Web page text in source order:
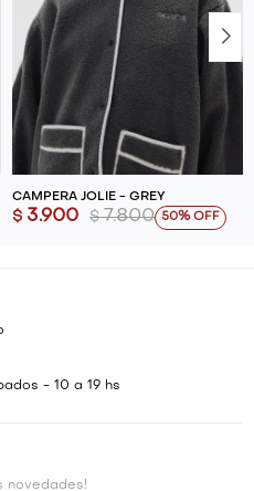
CAMPERA JOLIE - GREY
$ 3.900 $ 7.800 50
novedades!
- 10 a 19 hs